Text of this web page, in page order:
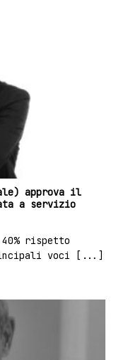
approva il
a servizio
rispetto
voci [...]